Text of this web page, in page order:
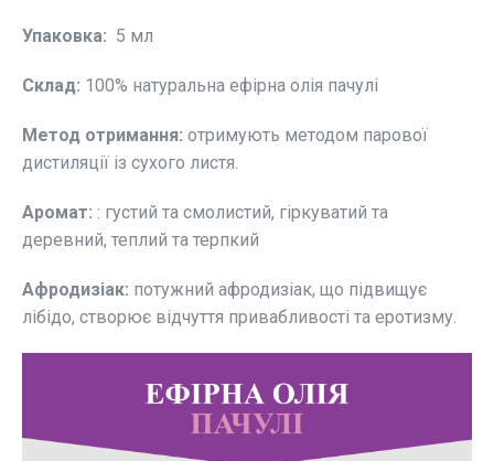
Упаковка: 5 мл
Склад: 100% натуральна ефірна олія пачулі
Метод отримання: отримують методом парової
дистиляції із сухого листя.
Аромат: : густий та смолистий, гіркуватий та
деревний, теплий та терпкий
Афродизіак: потужний афродизіак, що підвищує
лібідо, створює відчуття привабливості та еротизму.